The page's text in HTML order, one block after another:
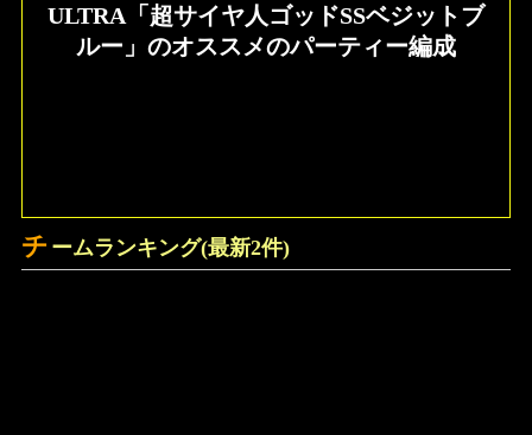
ULTRA「超サイヤ人ゴッドSSベジットブ
ルー」のオススメのパーティー編成
チ ームランキング(最新2件)